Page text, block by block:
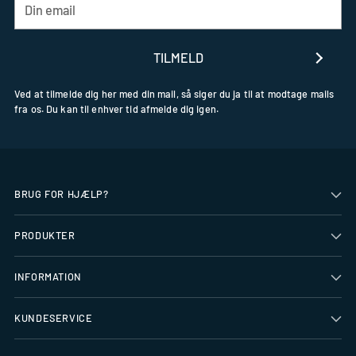
email
TILMELD
Ved at tilmelde dig her med din mail, så siger du ja til at modtage mails
fra os. Du kan til enhver tid afmelde dig igen.
BRUG FOR HJÆLP?
PRODUKTER
INFORMATION
KUNDESERVICE